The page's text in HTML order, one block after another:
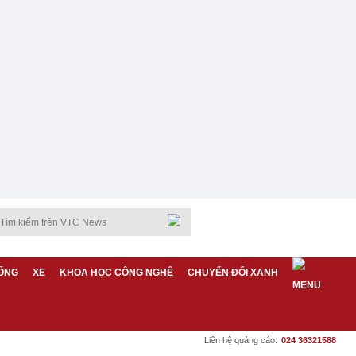
XE KHOA HỌC CÔNG NGHỆ CHUYỂN ĐỔI XANH
Liên hệ quảng cáo: 024 36321588